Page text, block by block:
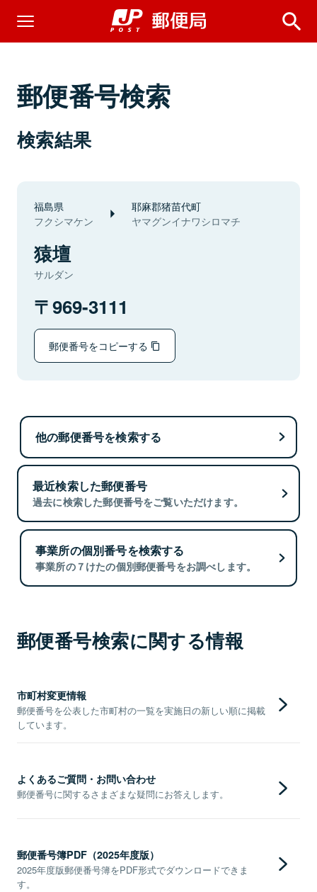
郵便番号検索
検索結果
福島県
フクシマケン
耶麻郡猪苗代町
ヤマグンイナワシロマチ
猿壇
サルダン
969-3111
郵便番号をコピーする
他の郵便番号を検索する
最近検索した郵便番号
過去に検索した郵便番号をご覧いただけます。
事業所の個別番号を検索する
事業所の７けたの個別郵便番号をお調べします。
郵便番号検索に関する情報
市町村変更情報
郵便番号を公表した市町村の一覧を実施日の新しい順に掲載
しています。
よくあるご質問・お問い合わせ
郵便番号に関するさまざまな疑問にお答えします。
郵便番号簿PDF（2025年度版）
2025年度版郵便番号簿をPDF形式でダウンロードできま
す。